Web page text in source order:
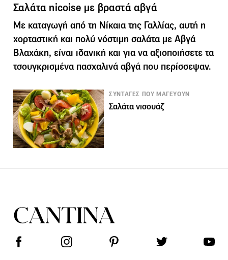
Σαλάτα nicoise με βραστά αβγά
Με καταγωγή από τη Νίκαια της Γαλλίας, αυτή η
χορταστική και πολύ νόστιμη σαλάτα με Αβγά
Βλαχάκη, είναι ιδανική και για να αξιοποιήσετε τα
τσουγκρισμένα πασχαλινά αβγά που περίσσεψαν.
ΣΥΝΤΑΓΕΣ ΠΟΥ ΜΑΓΕΥΟΥΝ
Σαλάτα νισουάζ